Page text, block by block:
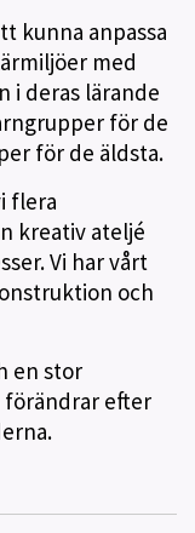
kunna anpassa
med
i deras lärande
för de
för de äldsta.
flera
kreativ ateljé
Vi har vårt
och
en stor
förändrar efter